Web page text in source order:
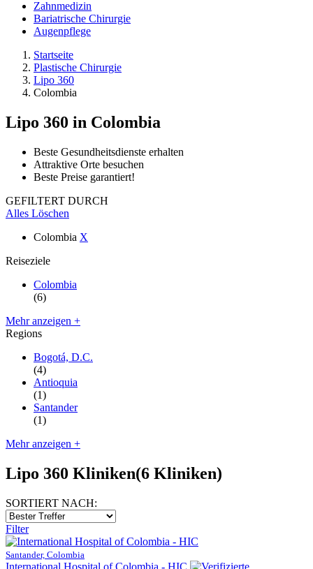
Zahnmedizin
Bariatrische Chirurgie
Augenpflege
Startseite
Plastische Chirurgie
Lipo 360
Colombia
Lipo 360 in Colombia
Beste Gesundheitsdienste erhalten
Attraktive Orte besuchen
Beste Preise garantiert!
GEFILTERT DURCH
Alles Löschen
Colombia X
Reiseziele
Colombia
(6)
Mehr anzeigen +
Regions
Bogotá, D.C.
(4)
Antioquia
(1)
Santander
(1)
Mehr anzeigen +
Lipo 360 Kliniken(6 Kliniken)
SORTIERT NACH:
Filter
Santander, Colombia
International Hospital of Colombia - HIC